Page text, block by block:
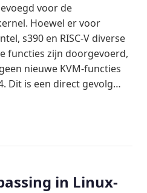
voor de
Hoewel er voor
s390 en RISC-V diverse
functies zijn doorgevoerd,
nieuwe KVM-functies
Dit is een direct gevolg…
in Linux-